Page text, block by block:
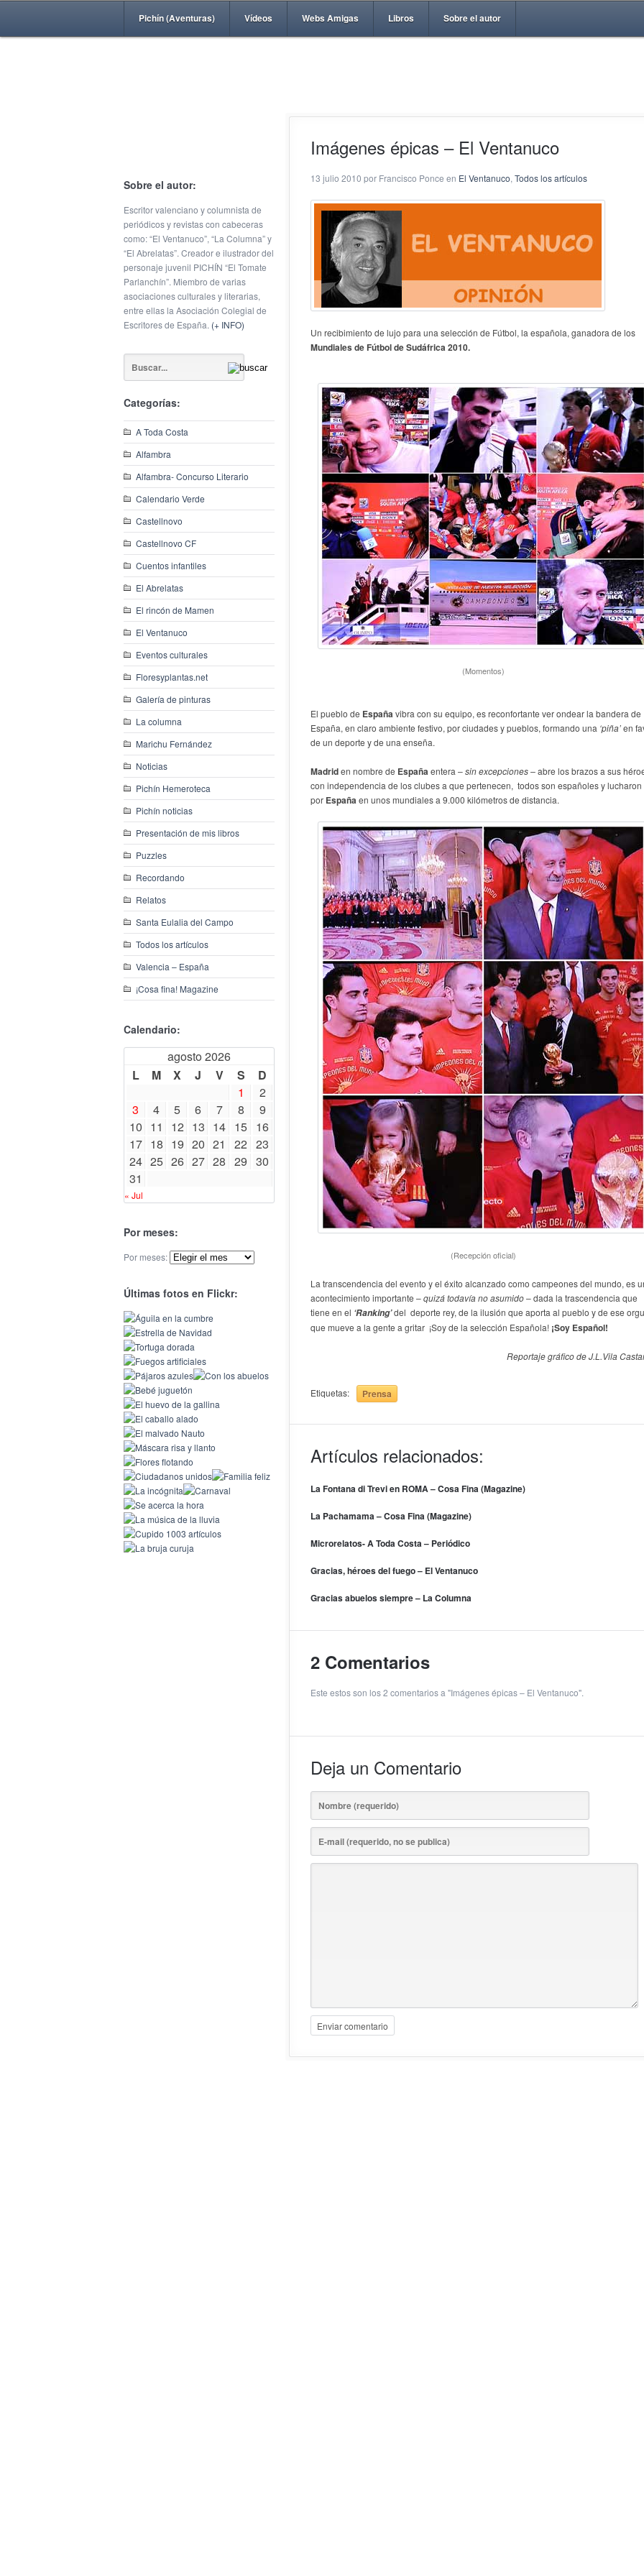
Pichín (Aventuras) Vídeos Webs Amigas Libros Sobre el autor
Sobre el autor:
Escritor valenciano y columnista de
periódicos y revistas con cabeceras
como: “El Ventanuco”, “La Columna” y
“El Abrelatas”. Creador e ilustrador del
personaje juvenil PICHÍN “El Tomate
Parlanchín”. Miembro de varias
asociaciones culturales y literarias,
entre ellas la Asociación Colegial de
Escritores de España. (+ INFO)
Categorías:
A Toda Costa
Alfambra
Alfambra- Concurso Literario
Calendario Verde
Castellnovo
Castellnovo CF
Cuentos infantiles
El Abrelatas
El rincón de Mamen
El Ventanuco
Eventos culturales
Floresyplantas.net
Galería de pinturas
La columna
Marichu Fernández
Noticias
Pichín Hemeroteca
Pichín noticias
Presentación de mis libros
Puzzles
Recordando
Relatos
Santa Eulalia del Campo
Todos los artículos
Valencia – España
¡Cosa fina! Magazine
Calendario:
agosto 2026
L
M X J V S
D
1
2
3
4 5 6 7 8
9
10 11 12 13 14 15 16
17 18 19 20 21 22 23
24 25 26 27 28 29 30
31
« Jul
Por meses:
Por meses:
Últimas fotos en Flickr:
Imágenes épicas – El Ventanuco
13 julio 2010 por Francisco Ponce en El Ventanuco, Todos los artículos
Un recibimiento de lujo para una selección de Fútbol, la española, ganadora de los
Mundiales de Fútbol de Sudáfrica 2010.
(Momentos)
El pueblo de Españavibra con su equipo, es reconfortante ver ondear la bandera de
España, en claro ambiente festivo, por ciudades y pueblos, formando una ‘piña’en
de un deporte y de una enseña.
Madriden nombre de Españaentera –sin excepciones –abre los brazos a sus
con independencia de los clubes a que pertenecen, todos son españoles y lucharon
por Españaen unos mundiales a 9.000 kilómetros de distancia.
(Recepción oficial)
La transcendencia del evento y el éxito alcanzado como campeones del mundo, es
acontecimiento importante –quizá todavía no asumido– dada la trascendencia que
tiene en el ‘Ranking’del deporte rey, de la ilusión que aporta al pueblo y de ese
que mueve a la gente a gritar ¡Soy de la selección Española! ¡Soy Español!
Reportaje gráfico de J.L.Vila
Etiquetas: Prensa
Artículos relacionados:
La Fontana di Trevi en ROMA – Cosa Fina (Magazine)
La Pachamama – Cosa Fina (Magazine)
Microrelatos- A Toda Costa – Periódico
Gracias, héroes del fuego – El Ventanuco
Gracias abuelos siempre – La Columna
2 Comentarios
Este estos son los 2 comentarios a "Imágenes épicas – El Ventanuco".
Deja un Comentario